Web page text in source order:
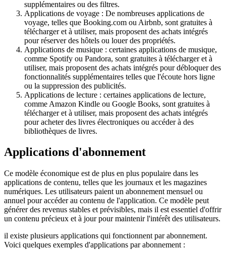
supplémentaires ou des filtres.
Applications de voyage : De nombreuses applications de
voyage, telles que Booking.com ou Airbnb, sont gratuites à
télécharger et à utiliser, mais proposent des achats intégrés
pour réserver des hôtels ou louer des propriétés.
Applications de musique : certaines applications de musique,
comme Spotify ou Pandora, sont gratuites à télécharger et à
utiliser, mais proposent des achats intégrés pour débloquer des
fonctionnalités supplémentaires telles que l'écoute hors ligne
ou la suppression des publicités.
Applications de lecture : certaines applications de lecture,
comme Amazon Kindle ou Google Books, sont gratuites à
télécharger et à utiliser, mais proposent des achats intégrés
pour acheter des livres électroniques ou accéder à des
bibliothèques de livres.
Applications d'abonnement
Ce modèle économique est de plus en plus populaire dans les
applications de contenu, telles que les journaux et les magazines
numériques. Les utilisateurs paient un abonnement mensuel ou
annuel pour accéder au contenu de l'application. Ce modèle peut
générer des revenus stables et prévisibles, mais il est essentiel d'offrir
un contenu précieux et à jour pour maintenir l'intérêt des utilisateurs.
il existe plusieurs applications qui fonctionnent par abonnement.
Voici quelques exemples d'applications par abonnement :